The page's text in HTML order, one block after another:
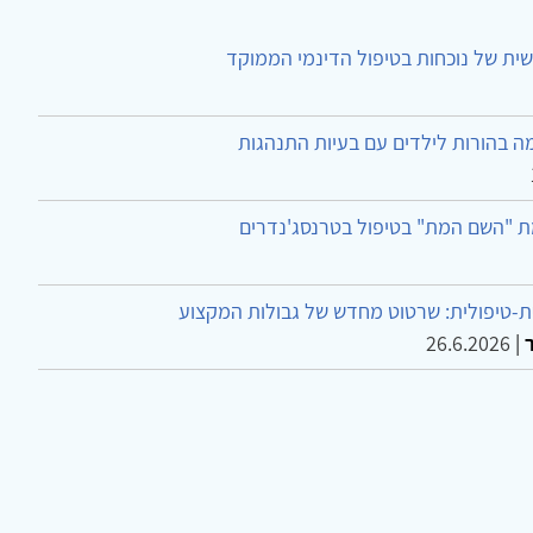
של נוכחות בטיפול הדינמי הממוקד
בהורות לילדים עם בעיות התנהגות
"השם המת" בטיפול בטרנסג'נדרים
טיפולית: שרטוט מחדש של גבולות המקצוע
|
26.6.2026